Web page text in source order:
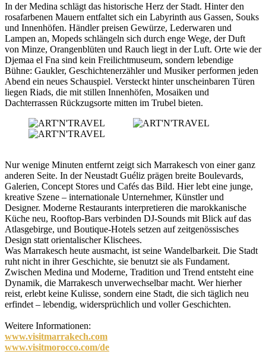
In der Medina schlägt das historische Herz der Stadt. Hinter den
rosafarbenen Mauern entfaltet sich ein Labyrinth aus Gassen, Souks
und Innenhöfen. Händler preisen Gewürze, Lederwaren und
Lampen an, Mopeds schlängeln sich durch enge Wege, der Duft
von Minze, Orangenblüten und Rauch liegt in der Luft. Orte wie der
Djemaa el Fna sind kein Freilichtmuseum, sondern lebendige
Bühne: Gaukler, Geschichtenerzähler und Musiker performen jeden
Abend ein neues Schauspiel. Versteckt hinter unscheinbaren Türen
liegen Riads, die mit stillen Innenhöfen, Mosaiken und
Dachterrassen Rückzugsorte mitten im Trubel bieten.
Nur wenige Minuten entfernt zeigt sich Marrakesch von einer ganz
anderen Seite. In der Neustadt Guéliz prägen breite Boulevards,
Galerien, Concept Stores und Cafés das Bild. Hier lebt eine junge,
kreative Szene – internationale Unternehmer, Künstler und
Designer. Moderne Restaurants interpretieren die marokkanische
Küche neu, Rooftop-Bars verbinden DJ-Sounds mit Blick auf das
Atlasgebirge, und Boutique-Hotels setzen auf zeitgenössisches
Design statt orientalischer Klischees.
Was Marrakesch heute ausmacht, ist seine Wandelbarkeit. Die Stadt
ruht nicht in ihrer Geschichte, sie benutzt sie als Fundament.
Zwischen Medina und Moderne, Tradition und Trend entsteht eine
Dynamik, die Marrakesch unverwechselbar macht. Wer hierher
reist, erlebt keine Kulisse, sondern eine Stadt, die sich täglich neu
erfindet – lebendig, widersprüchlich und voller Geschichten.
Weitere Informationen:
www.visitmarrakech.com
www.visitmorocco.com/de